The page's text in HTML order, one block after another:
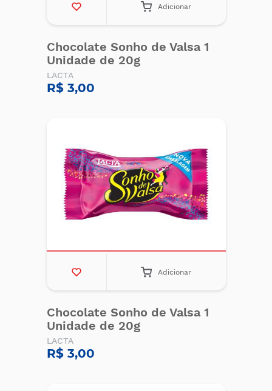
Adicionar
Chocolate Sonho de Valsa 1
Unidade de 20g
LACTA
R$ 3,00
Adicionar
Chocolate Sonho de Valsa 1
Unidade de 20g
LACTA
R$ 3,00